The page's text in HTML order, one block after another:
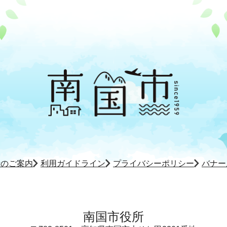
ご案内 利用ガイドライン プライバシーポリシー バナ
南国市役所